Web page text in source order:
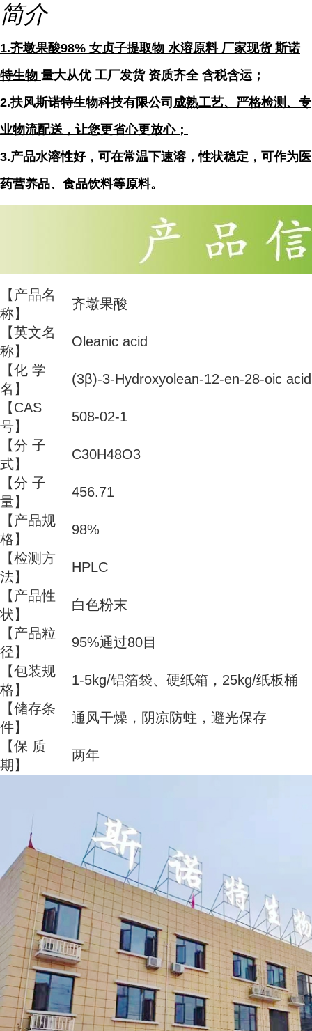
简介
1.齐墩果酸98% 女贞子提取物 水溶原料 厂家现货 斯诺
特生物 量大从优 工厂发货 资质齐全含税含运 ；
2.扶风斯诺特生物科技有限公司 成熟工艺、严格检测、专
业物流配送，让您更省心更放心；
3.产品水溶性好，可在常温下速溶，性状稳定，可作为医
药营养品、食品饮料等原料。
【产品名
称】
齐墩果酸
【英文名
称】
Oleanic acid
【化 学
名】
(3β)-3-Hydroxyolean-12-en-28-oic acid
【CAS
号】
508-02-1
【分 子
式】
C30H48O3
【分 子
量】
456.71
【产品规
格】
98%
【检测方
法】
HPLC
【产品性
状】
白色粉末
【产品粒
径】
95%通过80目
【包装规
格】
1-5kg/铝箔袋、硬纸箱，25kg/纸板桶
【储存条
件】
通风干燥，阴凉防蛀，避光保存
【保 质
期】
两年